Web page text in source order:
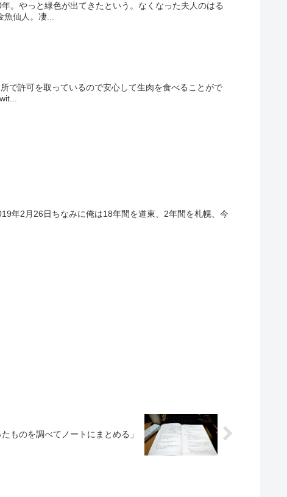
。やっと緑色が出てきたという。なくなった夫人のはる
仙人。凄...
で許可を取っているので安心して生肉を食べることがで
年2月26日ちなみに俺は18年間を道東、2年間を札幌、今
ものを調べてノートにまとめる」